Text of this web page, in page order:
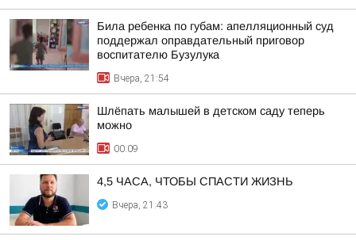
Била ребенка по губам: апелляционный суд
поддержал оправдательный приговор
воспитателю Бузулука
Вчера, 21:54
Шлёпать малышей в детском саду теперь
можно
00:09
4,5 ЧАСА, ЧТОБЫ СПАСТИ ЖИЗНЬ
Вчера, 21:43